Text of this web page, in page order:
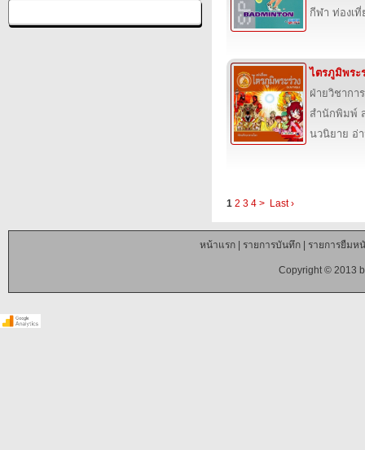
กีฬา ท่องเ
ไตรภูมิพระ
ฝ่ายวิชากา
สำนักพิมพ์
นวนิยาย อ่
1 2 3 4 > Last ›
หน้าแรก| รายการบันทึก| รายการยืมห
Copyright © 2013